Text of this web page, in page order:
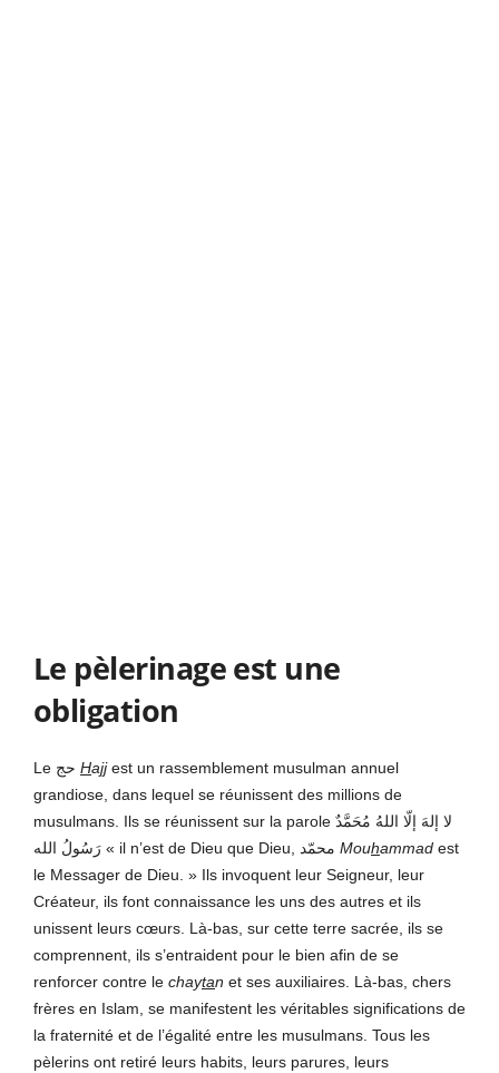
Le pèlerinage est une
obligation
Hajjest un rassemblement musulman annuel
grandiose, dans lequel se réunissent des millions de
musulmans. Ils se réunissent sur la parole لا إلهَ إلّا اللهُ مُحَمَّدٌ
Mouhammad est
le Messager de Dieu. » Ils invoquent leur Seigneur, leur
Créateur, ils font connaissance les uns des autres et ils
unissent leurs cœurs. Là-bas, sur cette terre sacrée, ils se
comprennent, ils s’entraident pour le bien afin de se
renforcer contre le chaytan et ses auxiliaires. Là-bas, chers
frères en Islam, se manifestent les véritables significations de
la fraternité et de l’égalité entre les musulmans. Tous les
pèlerins ont retiré leurs habits, leurs parures, leurs